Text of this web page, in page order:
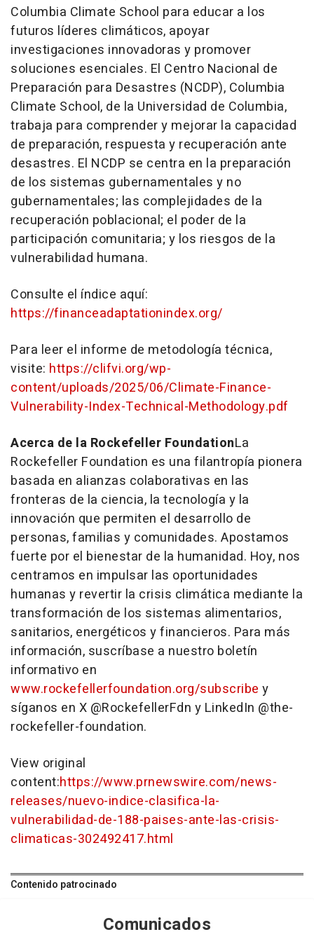
Columbia Climate School para educar a los
futuros líderes climáticos, apoyar
investigaciones innovadoras y promover
soluciones esenciales. El Centro Nacional de
Preparación para Desastres (NCDP), Columbia
Climate School, de la Universidad de Columbia,
trabaja para comprender y mejorar la capacidad
de preparación, respuesta y recuperación ante
desastres. El NCDP se centra en la preparación
de los sistemas gubernamentales y no
gubernamentales; las complejidades de la
recuperación poblacional; el poder de la
participación comunitaria; y los riesgos de la
vulnerabilidad humana.
Consulte el índice aquí:
https://financeadaptationindex.org/
Para leer el informe de metodología técnica,
visite: https://clifvi.org/wp-
content/uploads/2025/06/Climate-Finance-
Vulnerability-Index-Technical-Methodology.pdf
Acerca de la Rockefeller FoundationLa
Rockefeller Foundation es una filantropía pionera
basada en alianzas colaborativas en las
fronteras de la ciencia, la tecnología y la
innovación que permiten el desarrollo de
personas, familias y comunidades. Apostamos
fuerte por el bienestar de la humanidad. Hoy, nos
centramos en impulsar las oportunidades
humanas y revertir la crisis climática mediante la
transformación de los sistemas alimentarios,
sanitarios, energéticos y financieros. Para más
información, suscríbase a nuestro boletín
informativo en
www.rockefellerfoundation.org/subscribe y
síganos en X @RockefellerFdn y LinkedIn @the-
rockefeller-foundation.
View original
content:https://www.prnewswire.com/news-
releases/nuevo-indice-clasifica-la-
vulnerabilidad-de-188-paises-ante-las-crisis-
climaticas-302492417.html
Contenido patrocinado
Comunicados